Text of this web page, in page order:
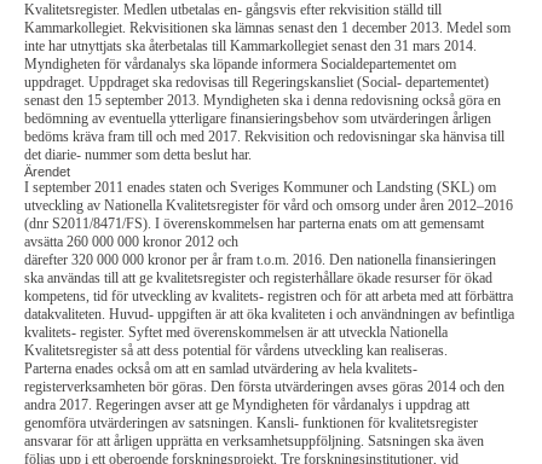
Kvalitetsregister. Medlen utbetalas en- gångsvis efter rekvisition ställd till
Kammarkollegiet. Rekvisitionen ska lämnas senast den 1 december 2013. Medel som
inte har utnyttjats ska återbetalas till Kammarkollegiet senast den 31 mars 2014.
Myndigheten för vårdanalys ska löpande informera Socialdepartementet om
uppdraget. Uppdraget ska redovisas till Regeringskansliet (Social- departementet)
senast den 15 september 2013. Myndigheten ska i denna redovisning också göra en
bedömning av eventuella ytterligare finansieringsbehov som utvärderingen årligen
bedöms kräva fram till och med 2017. Rekvisition och redovisningar ska hänvisa till
det diarie- nummer som detta beslut har.
Ärendet
I september 2011 enades staten och Sveriges Kommuner och Landsting (SKL) om
utveckling av Nationella Kvalitetsregister för vård och omsorg under åren 2012–2016
(dnr S2011/8471/FS). I överenskommelsen har parterna enats om att gemensamt
avsätta 260 000 000 kronor 2012 och
därefter 320 000 000 kronor per år fram t.o.m. 2016. Den nationella finansieringen
ska användas till att ge kvalitetsregister och registerhållare ökade resurser för ökad
kompetens, tid för utveckling av kvalitets- registren och för att arbeta med att förbättra
datakvaliteten. Huvud- uppgiften är att öka kvaliteten i och användningen av befintliga
kvalitets- register. Syftet med överenskommelsen är att utveckla Nationella
Kvalitetsregister så att dess potential för vårdens utveckling kan realiseras.
Parterna enades också om att en samlad utvärdering av hela kvalitets-
registerverksamheten bör göras. Den första utvärderingen avses göras 2014 och den
andra 2017. Regeringen avser att ge Myndigheten för vårdanalys i uppdrag att
genomföra utvärderingen av satsningen. Kansli- funktionen för kvalitetsregister
ansvarar för att årligen upprätta en verksamhetsuppföljning. Satsningen ska även
följas upp i ett oberoende forskningsprojekt. Tre forskningsinstitutioner, vid